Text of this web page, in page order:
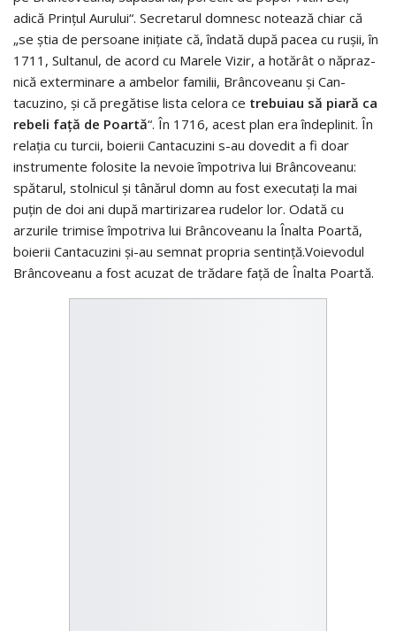
adică Prinţul Aurului“. Se­cre­tarul domnesc notează chiar că
„se ştia de persoane iniţiate că, îndată după pacea cu ruşii, în
1711, Sultanul, de acord cu Marele Vizir, a hotărât o nă­praz­
nică exterminare a ambelor familii, Brâncoveanu şi Can­
tacuzino, şi că pregătise lista celora ce trebuiau să pia­ră ca
rebeli faţă de Poartă“. În 1716, acest plan era înde­plinit. În
relaţia cu turcii, bo­ierii Cantacuzini s-au dovedit a fi doar
instrumente folosite la nevoie împotriva lui Brân­co­vea­nu:
spătarul, stolnicul şi tânărul domn au fost executaţi la mai
puţin de doi ani după martirizarea rudelor lor. Odată cu
arzurile trimise împotriva lui Brâncoveanu la Înalta Poartă,
boierii Cantacuzini şi-au semnat propria sentinţă.Voievodul
Brâncoveanu a fost acuzat de trădare faţă de Înalta Poartă.